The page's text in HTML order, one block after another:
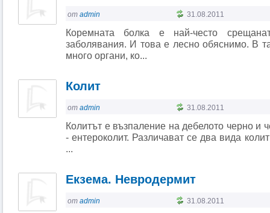
от admin 31.08.2011
Коремната болка е най-често
заболявания. И това е лесно обяснимо. В
много органи, ко...
Колит
от admin 31.08.2011
Колитът е възпаление на дебелото черно и
- ентероколит. Различават се два вида
...
Екзема. Невродермит
от admin 31.08.2011